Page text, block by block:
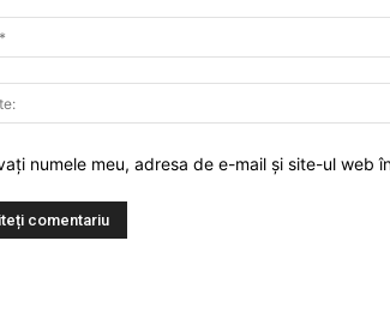
numele meu, adresa de e-mail și site-ul web